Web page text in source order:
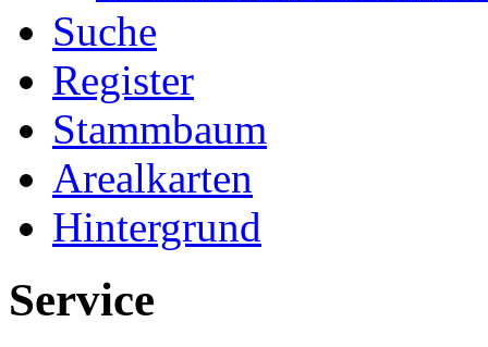
Suche
Register
Stammbaum
Arealkarten
Hintergrund
Service